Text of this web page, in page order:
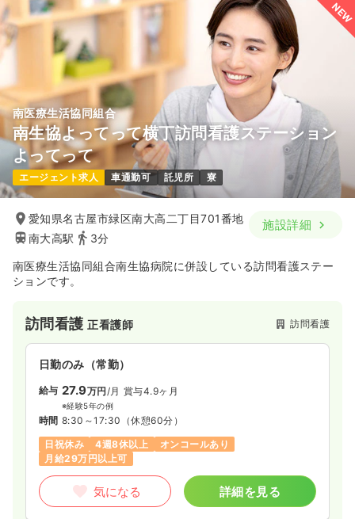
NEW
南医療生活協同組合
南生協よってって横丁訪問看護ステーション
よってって
エージェント求人 車通勤可 託児所 寮
愛知県名古屋市緑区南大高二丁目701番地
南大高駅
3分
施設詳細
南医療生活協同組合南生協病院に併設している訪問看護ステー
ションです。
訪問看護正看護師 訪問看護
日勤のみ（常勤）
給与 27.9万円/月 賞与4.9ヶ月
※経験5年の例
時間 8:30～17:30 （休憩60分）
日祝休み
4週8休以上
オンコールあり
月給29万円以上可
気になる 詳細を見る